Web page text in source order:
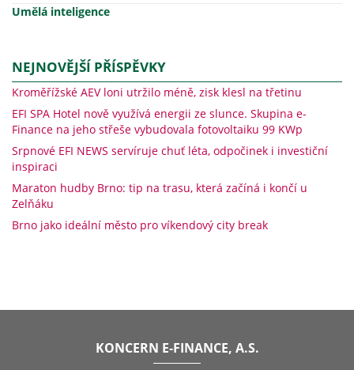
Umělá inteligence
NEJNOVĚJŠÍ PŘÍSPĚVKY
Kroměřížské AEV loni utržilo méně, zisk klesl na třetinu
EFI SPA Hotel nově využívá energii ze slunce. Skupina e-
Finance na jeho střeše vybudovala fotovoltaiku 99 KWp
Srpnové EFI NEWS servíruje chuť léta, odpočinek i investiční
inspiraci
Maraton hudby Brno: tip na trasu, která začíná i končí u
Zelňáku
Brno jako ideální město pro víkendový city break
KONCERN E-FINANCE, A.S.